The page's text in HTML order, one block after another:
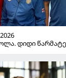
დიდი